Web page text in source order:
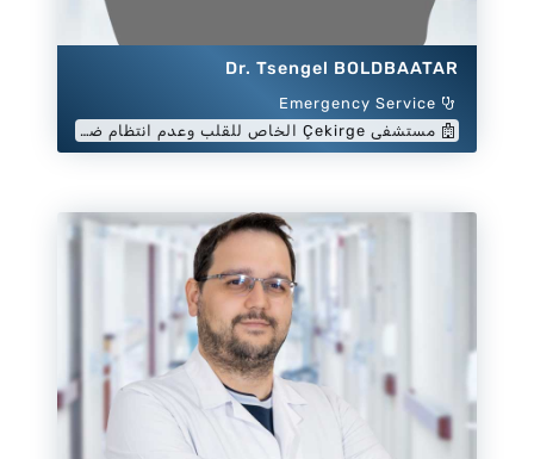
Dr. Tsengel BOLDBAATAR
Emergency Service
مستشفى Çekirge الخاص للقلب وعدم انتظام ضربات القلب